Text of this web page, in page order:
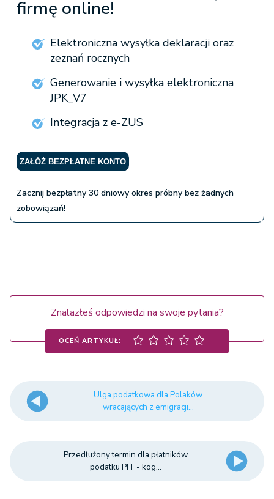
firmę online!
Elektroniczna wysyłka deklaracji oraz
zeznań rocznych
Generowanie i wysyłka elektroniczna
JPK_V7
Integracja z e-ZUS
ZAŁÓŻ BEZPŁATNE KONTO
Zacznij bezpłatny 30 dniowy okres próbny bez żadnych
zobowiązań!
Znalazłeś odpowiedzi na swoje pytania?
OCEŃ ARTYKUŁ:
Ulga podatkowa dla Polaków
wracających z emigracji...
Przedłużony termin dla płatników
podatku PIT - kog...